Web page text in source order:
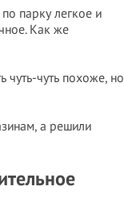
парку легкое и
Как же
чуть-чуть похоже, но
а решили